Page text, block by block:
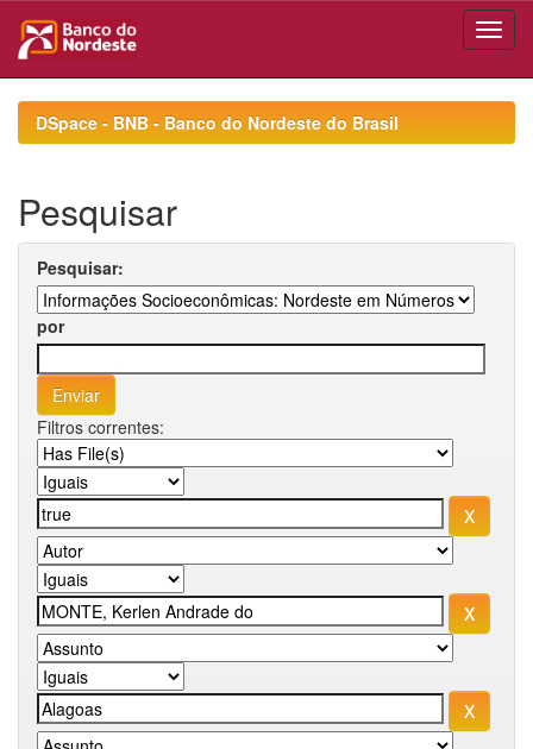
navigationDSpace - BNB - Banco do Nordeste do Brasil
Pesquisar
Pesquisar:
por
Filtros correntes: